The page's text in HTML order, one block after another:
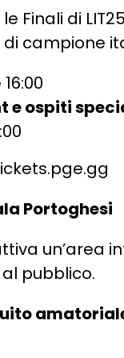
Finali di
campione
e ospiti
Portoghesi
un’area
pubblico.